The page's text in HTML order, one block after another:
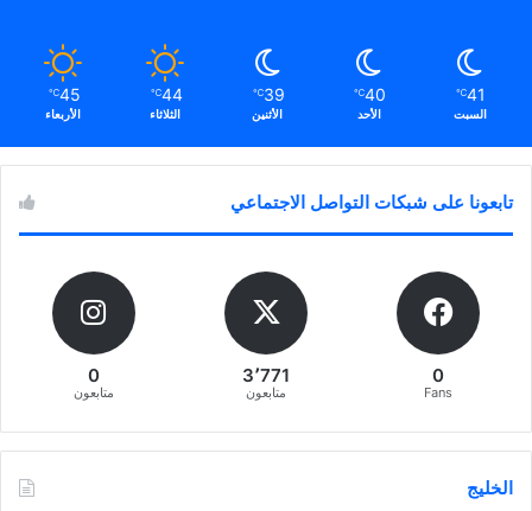
41
℃
السبت
40
℃
الأحد
39
℃
الأثنين
44
℃
الثلاثاء
45
℃
الأربعاء
تابعونا على شبكات التواصل الاجتماعي
0
Fans
3٬771
متابعون
0
متابعون
الخليج